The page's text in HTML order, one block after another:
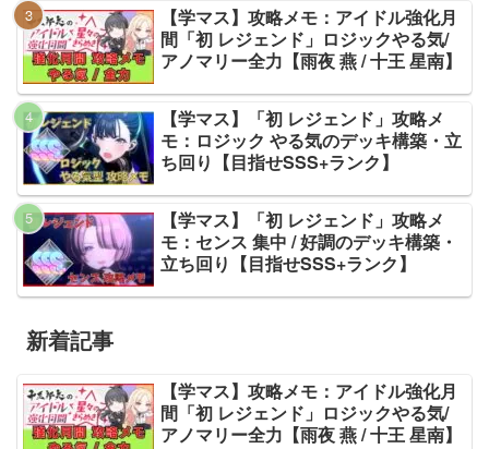
【学マス】攻略メモ：アイドル強化月
間「初 レジェンド」ロジックやる気/
アノマリー全力【雨夜 燕 / 十王 星南】
【学マス】「初 レジェンド」攻略メ
モ：ロジック やる気のデッキ構築・立
ち回り【目指せSSS+ランク】
【学マス】「初 レジェンド」攻略メ
モ：センス 集中 / 好調のデッキ構築・
立ち回り【目指せSSS+ランク】
新着記事
【学マス】攻略メモ：アイドル強化月
間「初 レジェンド」ロジックやる気/
アノマリー全力【雨夜 燕 / 十王 星南】